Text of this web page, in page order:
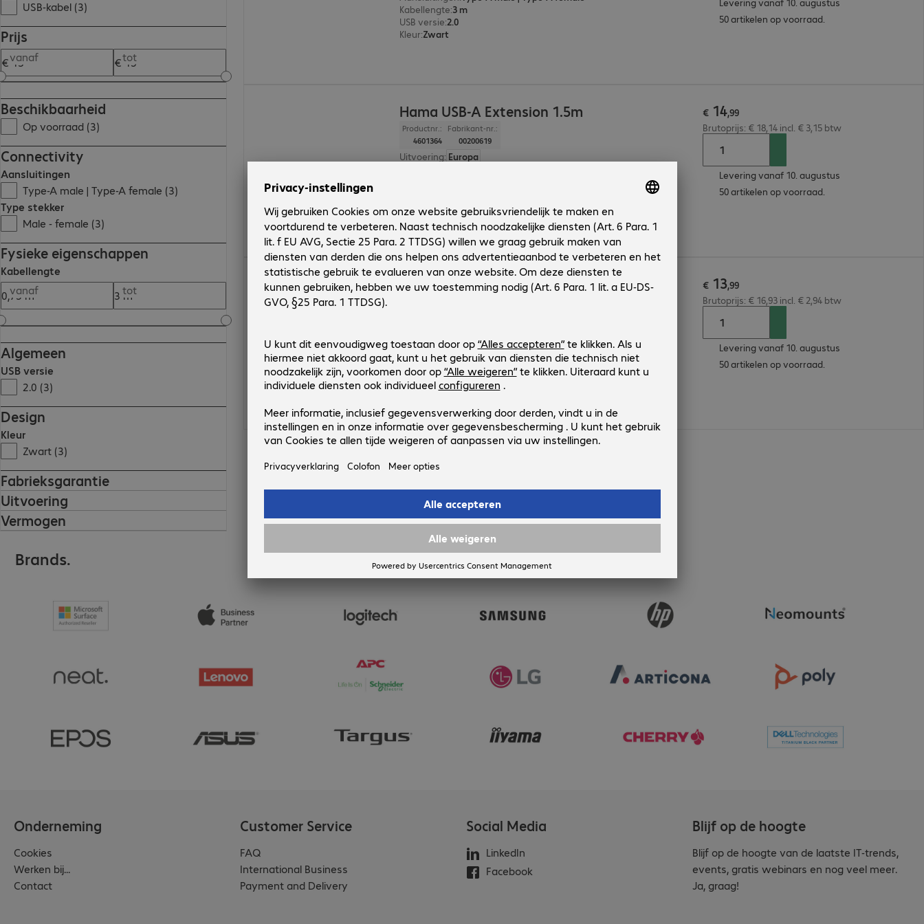
USB-kabel (3)
Prijs
vanaf tot
Beschikbaarheid
Op voorraad (3)
Connectivity
Aansluitingen
Type-A male | Type-A female (3)
Type stekker
Male - female (3)
Fysieke eigenschappen
Kabellengte
vanaf
tot
Algemeen
USB versie
2.0 (3)
Design
Kleur
Zwart (3)
Fabrieksgarantie
Uitvoering
Vermogen
Kabellengte:3 m
USB versie:2.0
Kleur:Zwart
50 artikelen op voorraad.
Hama USB-A Extension 1.5m
Productnr.:
4601364
Fabrikant-nr.:
00200619
Uitvoering: Europa
Zwart
€ 14,99
Brutoprijs: € 18,14 incl. € 3,15 btw
Levering vanaf 10. augustus
50 artikelen op voorraad.
Hama USB-A Extension 0.75m
Aansluitingen: Type-A male | Type-A female
Kabellengte:0,75 m
USB versie:2.0
Kleur:Zwart
€ 13,99
€ 13,99
Brutoprijs: € 16,93 incl. € 2,94 btw
Levering vanaf 10. augustus
50 artikelen op voorraad.
3 van 3 resultaten
Toon meer
Brands.
Onderneming
Cookies
Werken bij...
Contact
Customer Service
FAQ
International Business
Payment and Delivery
Social Media
LinkedIn
Facebook
Blijf op de hoogte
Blijf op de hoogte van de laatste IT-trends,
events, gratis webinars en nog veel meer.
Ja, graag!